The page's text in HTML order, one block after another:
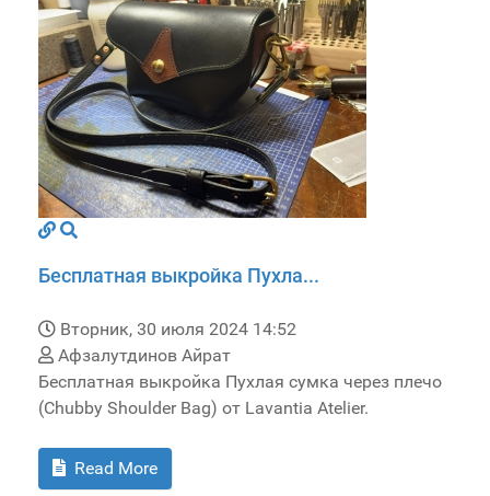
Бесплатная выкройка Пухла...
Вторник, 30 июля 2024 14:52
Афзалутдинов Айрат
Бесплатная выкройка Пухлая сумка через плечо
(Chubby Shoulder Bag) от Lavantia Atelier.
Read More